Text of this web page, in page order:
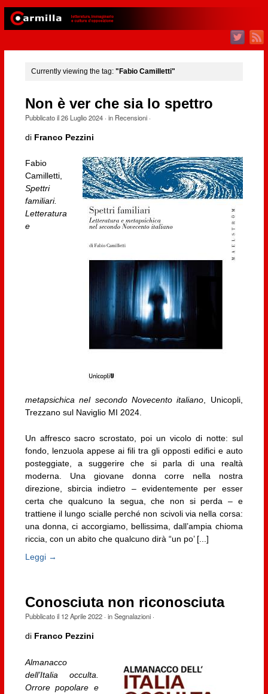
Currently viewing the tag: "Fabio Camilletti"
Non è ver che sia lo spettro
Pubblicato il26 Luglio 2024· in Recensioni·
di Franco Pezzini
Fabio
Camilletti,
Spettri
familiari.
Letteratura
e
metapsichica nel secondo Novecento italiano , Unicopli,
Trezzano sul Naviglio MI 2024.
Un affresco sacro scrostato, poi un vicolo di notte: sul
fondo, lenzuola appese ai fili tra gli opposti edifici e auto
posteggiate, a suggerire che si parla di una realtà
moderna. Una giovane donna corre nella nostra
direzione, sbircia indietro – evidentemente per esser
certa che qualcuno la segua, che non si perda – e
trattiene il lungo scialle perché non scivoli via nella corsa:
una donna, ci accorgiamo, bellissima, dall’ampia chioma
riccia, con un abito che qualcuno dirà “un po’ [...]
Leggi →
Conosciuta non riconosciuta
Pubblicato il 12 Aprile 2022· inSegnalazioni·
di Franco Pezzini
Almanacco
dell’Italia occulta.
Orrore popolare e